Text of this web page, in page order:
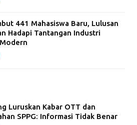
441 Mahasiswa Baru, Lulusan
Hadapi Tantangan Industri
Luruskan Kabar OTT dan
SPPG: Informasi Tidak Benar